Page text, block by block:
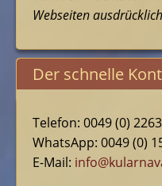
Webseiten
Der schnelle
Telefon: 0049 (0)
WhatsApp: 0049 (0)
E-Mail: